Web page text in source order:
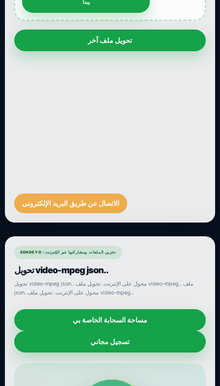
تحويل ملف آخر
الاتصال عن طريق البريد الإلكتروني
SENDEYO : تخزين الملفات ومشاركتها عبر الإنترنت
تحويل video-mpeg json..
تحويل video-mpeg json.. محول على الإنترنت. تحويل ملف video-mpeg.. ملف
json. محول على الإنترنت. تحويل ملف video-mpeg..
مساحة السحابة الخاصة بي
تسجيل مجاني